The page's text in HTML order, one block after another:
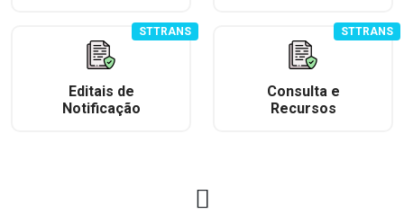
Editais de
Notificação
STTRANS
Consulta e
Recursos
STTRANS